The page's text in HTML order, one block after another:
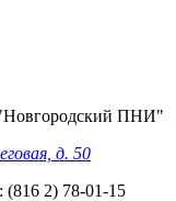
ПНИ"
д. 50
(816 2) 78-01-15